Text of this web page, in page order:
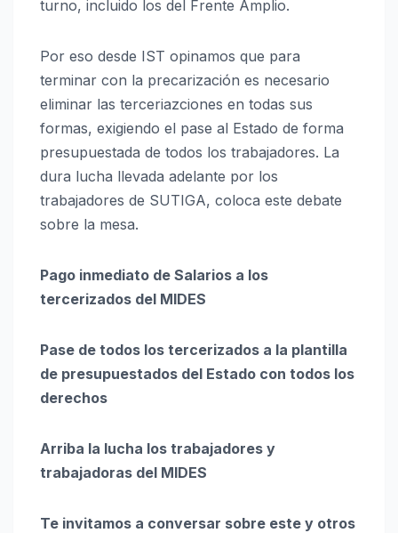
turno, incluido los del Frente Amplio.
Por eso desde IST opinamos que para
terminar con la precarización es necesario
eliminar las terceriazciones en todas sus
formas, exigiendo el pase al Estado de forma
presupuestada de todos los trabajadores. La
dura lucha llevada adelante por los
trabajadores de SUTIGA, coloca este debate
sobre la mesa.
Pago inmediato de Salarios a los
tercerizados del MIDES
Pase de todos los tercerizados a la plantilla
de presupuestados del Estado con todos los
derechos
Arriba la lucha los trabajadores y
trabajadoras del MIDES
Te invitamos a conversar sobre este y otros